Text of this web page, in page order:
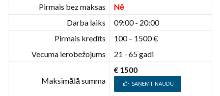
Pirmais bez maksas
Nē
Darba laiks
09:00 - 20:00
Pirmais kredīts
100 – 1500 €
Vecuma ierobežojums
21 - 65 gadi
Maksimālā summa
€ 1500
SAŅEMT NAUDU